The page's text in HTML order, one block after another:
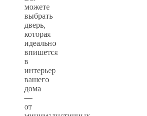
можете
выбрать
дверь,
которая
идеально
впишется
в
интерьер
вашего
дома
—
от